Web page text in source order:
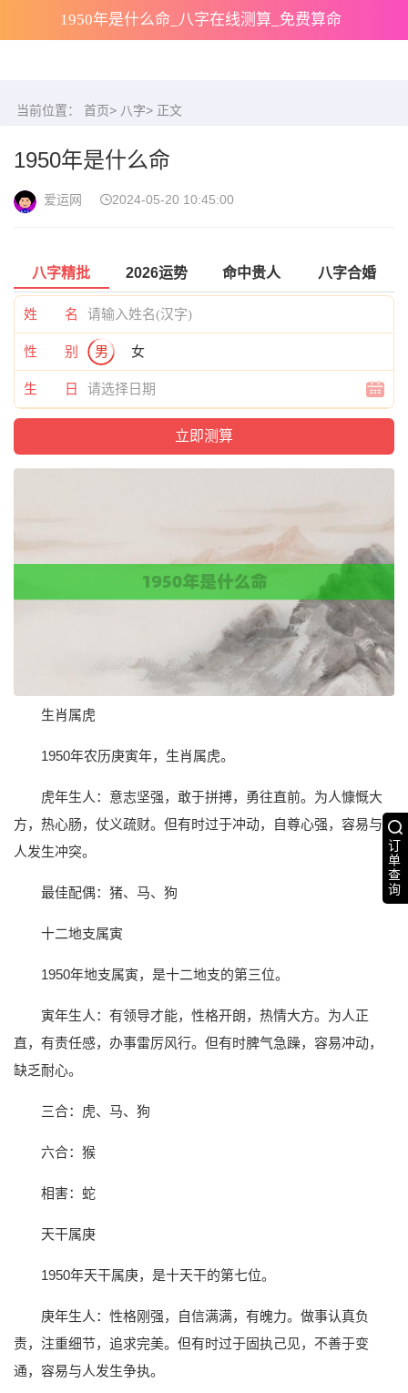
1950年是什么命_八字在线测算_免费算命
订
单
查
询
当前位置： 首页> 八字> 正文
1950年是什么命
爱运网 2024-05-20 10:45:00
八字精批 2026运势 命中贵人 八字合婚
姓 名
性 别 男 女
生 日
生肖属虎
1950年农历庚寅年，生肖属虎。
虎年生人：意志坚强，敢于拼搏，勇往直前。为人慷慨大
方，热心肠，仗义疏财。但有时过于冲动，自尊心强，容易与
人发生冲突。
最佳配偶：猪、马、狗
十二地支属寅
1950年地支属寅，是十二地支的第三位。
寅年生人：有领导才能，性格开朗，热情大方。为人正
直，有责任感，办事雷厉风行。但有时脾气急躁，容易冲动，
缺乏耐心。
三合：虎、马、狗
六合：猴
相害：蛇
天干属庚
1950年天干属庚，是十天干的第七位。
庚年生人：性格刚强，自信满满，有魄力。做事认真负
责，注重细节，追求完美。但有时过于固执己见，不善于变
通，容易与人发生争执。